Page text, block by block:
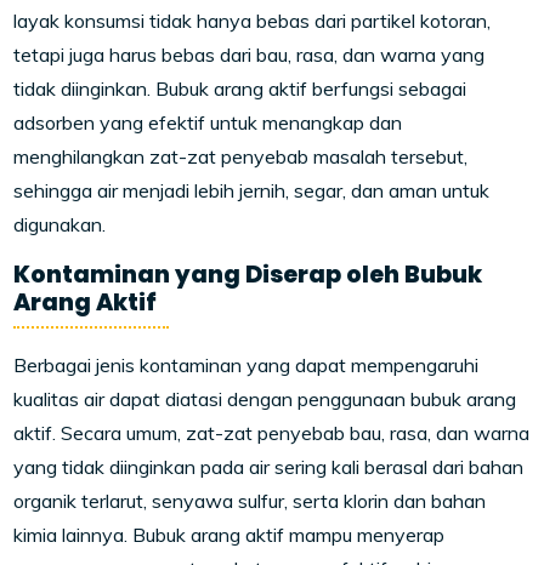
layak konsumsi tidak hanya bebas dari partikel kotoran,
tetapi juga harus bebas dari bau, rasa, dan warna yang
tidak diinginkan. Bubuk arang aktif berfungsi sebagai
adsorben yang efektif untuk menangkap dan
menghilangkan zat-zat penyebab masalah tersebut,
sehingga air menjadi lebih jernih, segar, dan aman untuk
digunakan.
Kontaminan yang Diserap oleh Bubuk
Arang Aktif
Berbagai jenis kontaminan yang dapat mempengaruhi
kualitas air dapat diatasi dengan penggunaan bubuk arang
aktif. Secara umum, zat-zat penyebab bau, rasa, dan warna
yang tidak diinginkan pada air sering kali berasal dari bahan
organik terlarut, senyawa sulfur, serta klorin dan bahan
kimia lainnya. Bubuk arang aktif mampu menyerap